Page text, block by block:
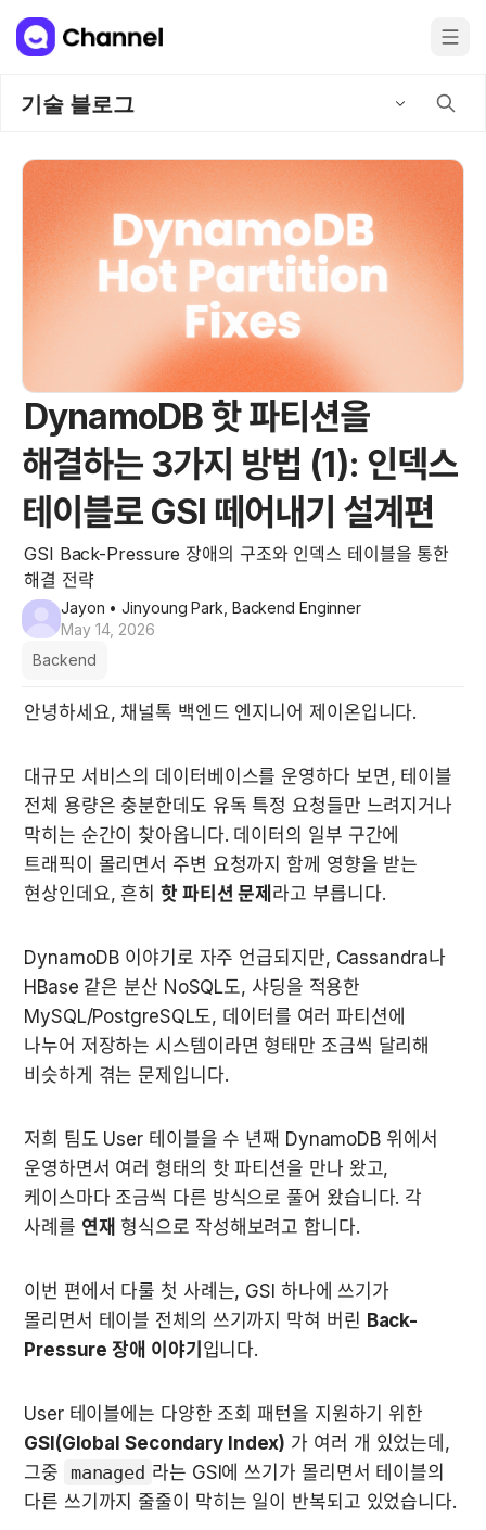
기술 블로그
DynamoDB 핫 파티션을
해결하는 3가지 방법 (1): 인덱스
테이블로 GSI 떼어내기 설계편
GSI Back-Pressure 장애의 구조와 인덱스 테이블을 통한
해결 전략
Jayon • Jinyoung Park, Backend Enginner
May 14, 2026
Backend
안녕하세요, 채널톡 백엔드 엔지니어 제이온입니다.
대규모 서비스의 데이터베이스를 운영하다 보면, 테이블
전체 용량은 충분한데도 유독 특정 요청들만 느려지거나
막히는 순간이 찾아옵니다. 데이터의 일부 구간에
트래픽이 몰리면서 주변 요청까지 함께 영향을 받는
현상인데요, 흔히 핫 파티션 문제 라고 부릅니다.
DynamoDB 이야기로 자주 언급되지만, Cassandra나
HBase 같은 분산 NoSQL도, 샤딩을 적용한
MySQL/PostgreSQL도, 데이터를 여러 파티션에
나누어 저장하는 시스템이라면 형태만 조금씩 달리해
비슷하게 겪는 문제입니다.
저희 팀도 User 테이블을 수 년째 DynamoDB 위에서
운영하면서 여러 형태의 핫 파티션을 만나 왔고,
케이스마다 조금씩 다른 방식으로 풀어 왔습니다. 각
사례를 연재 형식으로 작성해보려고 합니다.
이번 편에서 다룰 첫 사례는, GSI 하나에 쓰기가
몰리면서 테이블 전체의 쓰기까지 막혀 버린 Back-
Pressure 장애 이야기 입니다.
GSI(Global Secondary Index) 가 여러 개 있었는데,
그중
managed 라는 GSI에 쓰기가 몰리면서 테이블의
다른 쓰기까지 줄줄이 막히는 일이 반복되고 있었습니다.